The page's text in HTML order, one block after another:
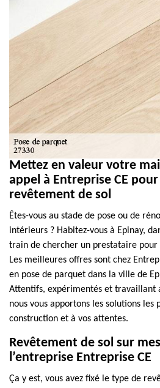
Mettez en valeur votre
appel à Entreprise CE
revêtement de sol
Êtes-vous au stade de pose ou de
intérieurs ? Habitez-vous à Epinay,
train de chercher un prestataire
Les meilleures offres sont chez
en pose de parquet dans la ville de
Attentifs, expérimentés et travaillant
nous vous apportons les solutions les
construction et à vos attentes.
Revêtement de sol sur
l’entreprise Entreprise CE
Ça y est, vous avez fixé le type de